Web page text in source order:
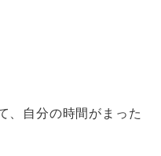
、自分の時間がまった